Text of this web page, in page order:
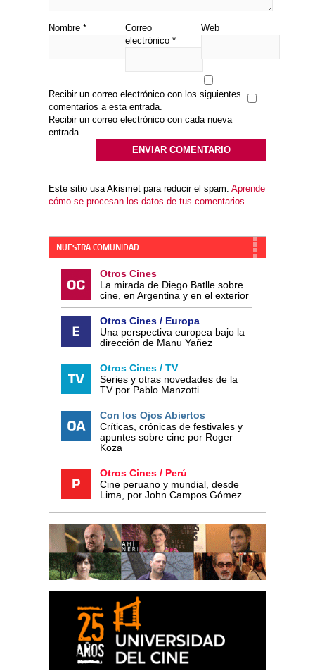
Nombre *
Correo
electrónico *
Web
Recibir un correo electrónico con los siguientes
comentarios a esta entrada.
Recibir un correo electrónico con cada nueva
entrada.
Este sitio usa Akismet para reducir el spam. Aprende
cómo se procesan los datos de tus comentarios.
NUESTRA COMUNIDAD
Otros Cines
La mirada de Diego Batlle sobre
cine, en Argentina y en el exterior
Otros Cines / Europa
Una perspectiva europea bajo la
dirección de Manu Yañez
Otros Cines / TV
Series y otras novedades de la
TV por Pablo Manzotti
Con los Ojos Abiertos
Críticas, crónicas de festivales y
apuntes sobre cine por Roger
Koza
Otros Cines / Perú
Cine peruano y mundial, desde
Lima, por John Campos Gómez